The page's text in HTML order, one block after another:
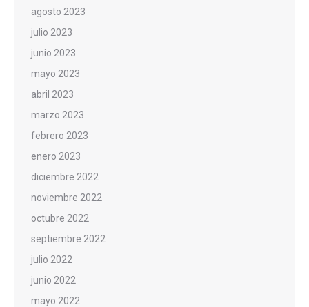
agosto 2023
julio 2023
junio 2023
mayo 2023
abril 2023
marzo 2023
febrero 2023
enero 2023
diciembre 2022
noviembre 2022
octubre 2022
septiembre 2022
julio 2022
junio 2022
mayo 2022